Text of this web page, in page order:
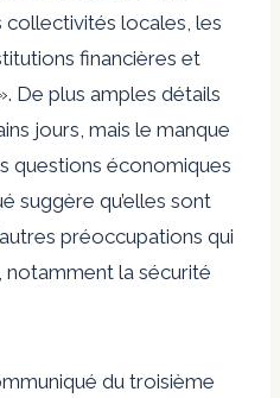
collectivités locales, les
financières et
De plus amples détails
jours, mais le manque
questions économiques
suggère qu’elles sont
préoccupations qui
la sécurité
du troisième